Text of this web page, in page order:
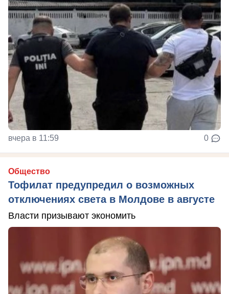
вчера в 11:59 0
Общество
Тофилат предупредил о возможных
отключениях света в Молдове в августе
Власти призывают экономить